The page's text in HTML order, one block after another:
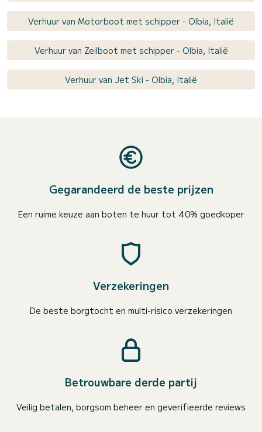
Verhuur van Motorboot met schipper - Olbia, Italië
Verhuur van Zeilboot met schipper - Olbia, Italië
Verhuur van Jet Ski - Olbia, Italië
Gegarandeerd de beste prijzen
Een ruime keuze aan boten te huur tot 40% goedkoper
Verzekeringen
De beste borgtocht en multi-risico verzekeringen
Betrouwbare derde partij
Veilig betalen, borgsom beheer en geverifieerde reviews